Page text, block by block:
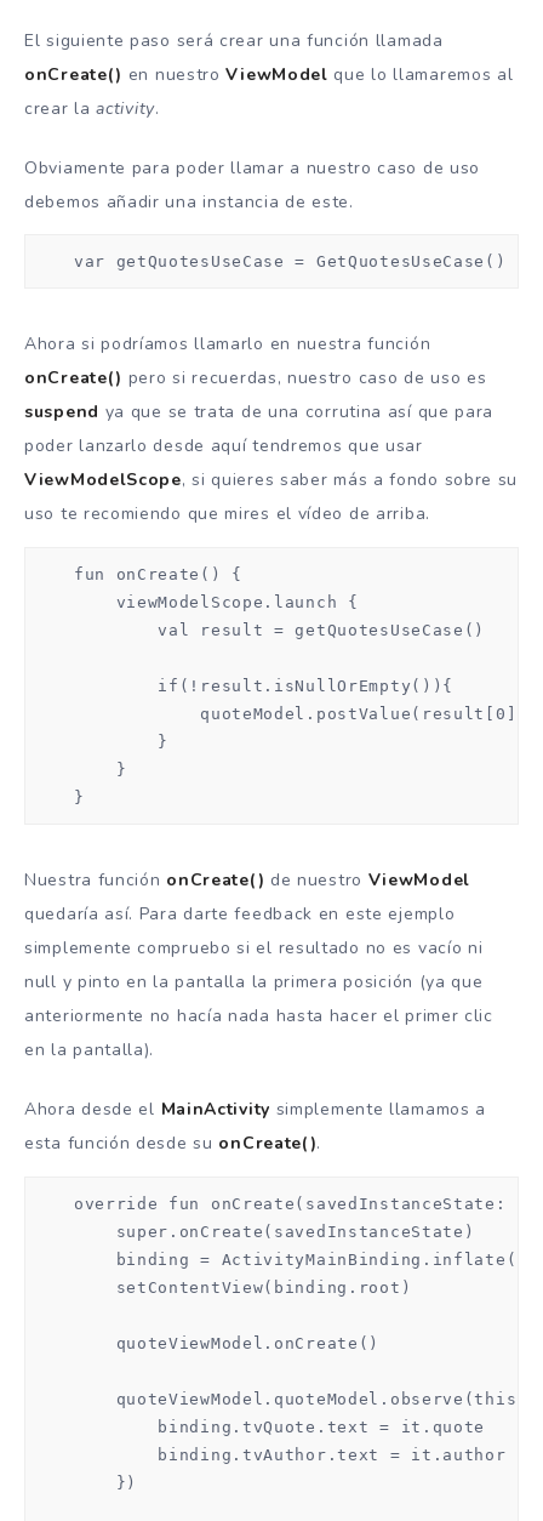
El siguiente paso será crear una función llamada
onCreate() en nuestroViewModel que lo llamaremos al
crear laactivity.
Obviamente para poder llamar a nuestro caso de uso
debemos añadir una instancia de este.
    var getQuotesUseCase = GetQuotesUseCase()
Ahora si podríamos llamarlo en nuestra función
onCreate() pero si recuerdas, nuestro caso de uso es
suspend ya que se trata de una corrutina así que para
poder lanzarlo desde aquí tendremos que usar
ViewModelScope, si quieres saber más a fondo sobre su
uso te recomiendo que mires el vídeo de arriba.
    fun onCreate() {
        viewModelScope.launch {
            val result = getQuotesUseCase()
            if(!result.isNullOrEmpty()){
                quoteModel.postValue(result[0])
            }
        }
    }
Nuestra función onCreate() de nuestro ViewModel
quedaría así. Para darte feedback en este ejemplo
simplemente compruebo si el resultado no es vacío ni
null y pinto en la pantalla la primera posición (ya que
anteriormente no hacía nada hasta hacer el primer clic
en la pantalla).
Ahora desde el MainActivity simplemente llamamos a
esta función desde su onCreate().
override fun onCreate(savedInstanceState:
        super.onCreate(savedInstanceState)
binding =
        setContentView(binding.root)
        quoteViewModel.onCreate()
quoteViewModel.quoteModel.observe(this,
            binding.tvQuote.text = it.quote
            binding.tvAuthor.text = it.author
        })